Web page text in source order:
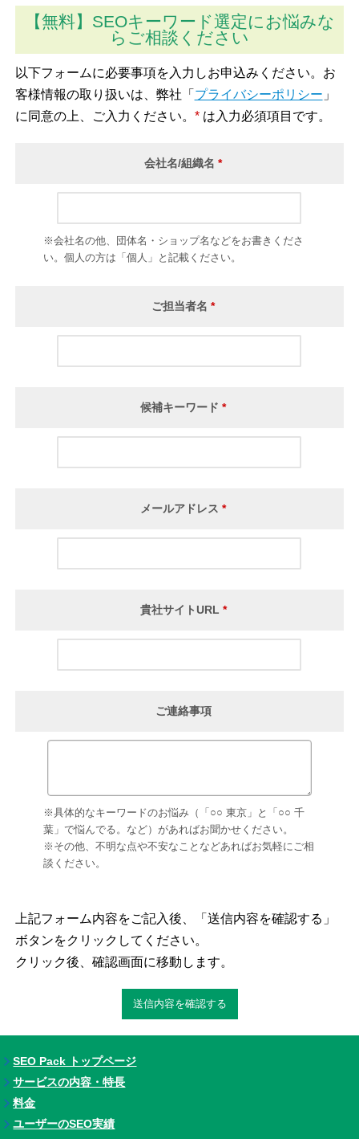
【無料】SEOキーワード選定にお悩みな
らご相談ください
以下フォームに必要事項を入力しお申込みください。お
客様情報の取り扱いは、弊社「 プライバシーポリシー 」
に同意の上、ご入力ください。 *は入力必須項目です。
会社名/組織名*
※会社名の他、団体名・ショップ名などをお書きくださ
い。個人の方は「個人」と記載ください。
ご担当者名*
候補キーワード*
メールアドレス*
貴社サイトURL *
ご連絡事項
※具体的なキーワードのお悩み（「○○ 東京」と「○○ 千
葉」で悩んでる。など）があればお聞かせください。
※その他、不明な点や不安なことなどあればお気軽にご相
談ください。
上記フォーム内容をご記入後、「送信内容を確認する」
ボタンをクリックしてください。
クリック後、確認画面に移動します。
SEO Pack トップページ
サービスの内容・特長
料金
ユーザーのSEO実績